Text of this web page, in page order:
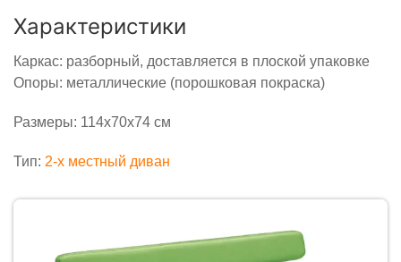
Характеристики
Каркас: разборный, доставляется в плоской упаковке
Опоры: металлические (порошковая покраска)
Размеры: 114х70х74 см
Тип: 2-x местный диван